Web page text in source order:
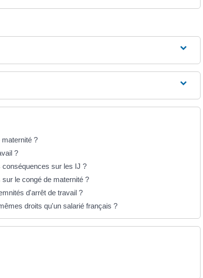
maternité ?
?
conséquences sur les IJ ?
le congé de maternité ?
d'arrêt de travail ?
droits qu'un salarié français ?